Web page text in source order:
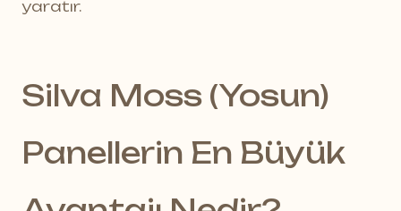
yaratır.
Silva Moss (Yosun)
Panellerin En Büyük